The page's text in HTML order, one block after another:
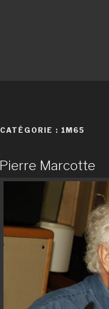
CATÉGORIE : 1M65
Pierre Marcotte